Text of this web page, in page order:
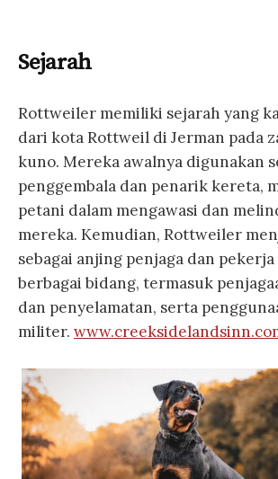
Sejarah
Rottweiler memiliki sejarah yang
dari kota Rottweil di Jerman pada
kuno. Mereka awalnya digunakan
penggembala dan penarik kereta,
petani dalam mengawasi dan
mereka. Kemudian, Rottweiler
sebagai anjing penjaga dan
berbagai bidang, termasuk
dan penyelamatan, serta
militer.